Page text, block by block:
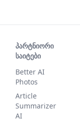
პარტნიორი
საიტები
Better AI
Photos
Article
Summarizer
AI